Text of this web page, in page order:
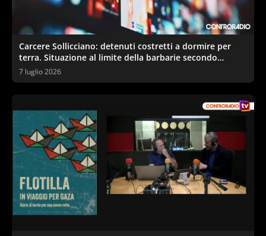
Carcere Sollicciano: detenuti costretti a dormire per
terra. Situazione al limite della barbarie secondo
sindacati e garante
7 luglio 2026